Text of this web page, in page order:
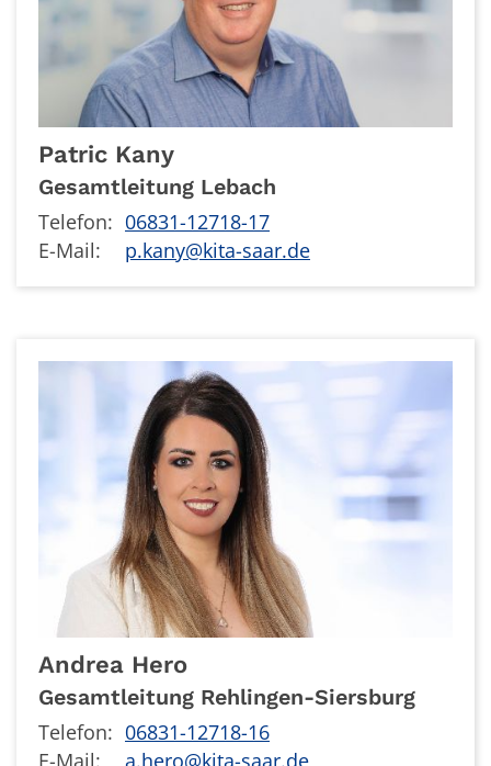
Patric Kany
Gesamtleitung Lebach
Telefon: 06831-12718-17
E-Mail:
p.kany@kita-saar.de
Andrea Hero
Gesamtleitung Rehlingen-Siersburg
Telefon: 06831-12718-16
E-Mail:
a.hero@kita-saar.de